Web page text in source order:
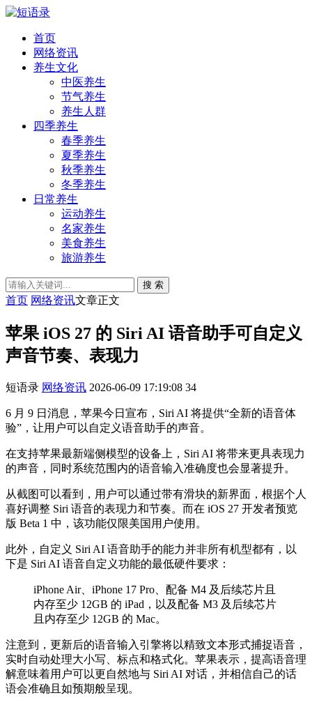
首页
网络资讯
养生文化
中医养生
节气养生
养生人群
四季养生
春季养生
夏季养生
秋季养生
冬季养生
日常养生
运动养生
名家养生
美食养生
旅游养生
搜 索
首页 网络资讯文章正文
苹果 iOS 27 的 Siri AI 语音助手可自定义
声音节奏、表现力
短语录 网络资讯 2026-06-09 17:19:08 34
6 月 9 日消息，苹果今日宣布，Siri AI 将提供“全新的语音体
验”，让用户可以自定义语音助手的声音。
在支持苹果最新端侧模型的设备上，Siri AI 将带来更具表现力
的声音，同时系统范围内的语音输入准确度也会显著提升。
从截图可以看到，用户可以通过带有滑块的新界面，根据个人
喜好调整 Siri 语音的表现力和节奏。而在 iOS 27 开发者预览
版 Beta 1 中，该功能仅限美国用户使用。
此外，自定义 Siri AI 语音助手的能力并非所有机型都有，以
下是 Siri AI 语音自定义功能的最低硬件要求：
iPhone Air、iPhone 17 Pro、配备 M4 及后续芯片且
内存至少 12GB 的 iPad，以及配备 M3 及后续芯片
且内存至少 12GB 的 Mac。
注意到，更新后的语音输入引擎将以精致文本形式捕捉语音，
实时自动处理大小写、标点和格式化。苹果表示，提高语音理
解意味着用户可以更自然地与 Siri AI 对话，并相信自己的话
语会准确且如预期般呈现。